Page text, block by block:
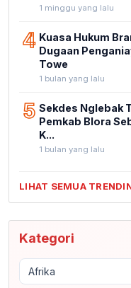
1 minggu yang lalu
4 Kuasa Hukum
Dugaan
Towe
1 bulan yang lalu
5 Sekdes Nglebak
Pemkab Blora
K...
1 bulan yang lalu
LIHAT SEMUA
Kategori
Afrika